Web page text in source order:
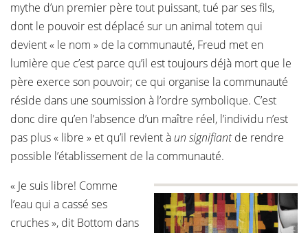
mythe d’un premier père tout puissant, tué par ses fils,
dont le pouvoir est déplacé sur un animal totem qui
devient « le nom » de la communauté, Freud met en
lumière que c’est parce qu’il est toujours déjà mort que le
père exerce son pouvoir; ce qui organise la communauté
réside dans une soumission à l’ordre symbolique. C’est
donc dire qu’en l’absence d’un maître réel, l’individu n’est
pas plus « libre » et qu’il revient à un signifiantde rendre
possible l’établissement de la communauté.
« Je suis libre! Comme
l’eau qui a cassé ses
cruches », dit Bottom dans